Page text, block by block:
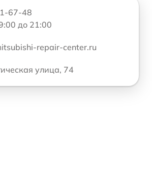
67-48
до 21:00
repair-center.ru
улица, 74